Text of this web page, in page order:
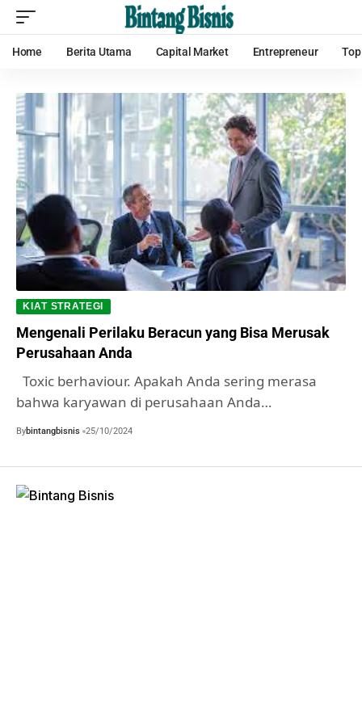
Home Berita Utama Capital Market Entrepreneur
KIAT STRATEGI
Mengenali Perilaku Beracun yang Bisa Merusak
Perusahaan Anda
Toxic berhaviour. Apakah Anda sering merasa
bahwa karyawan di perusahaan Anda…
Bybintangbisnis 25/10/2024